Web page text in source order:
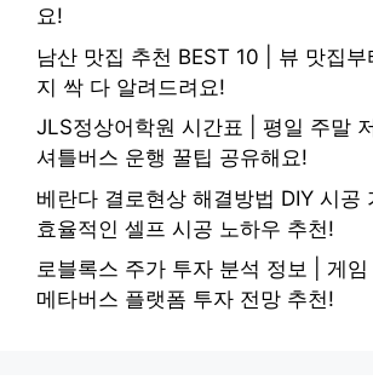
요!
남산 맛집 추천 BEST 10 | 뷰 맛집
지 싹 다 알려드려요!
JLS정상어학원 시간표 | 평일 주말
셔틀버스 운행 꿀팁 공유해요!
베란다 결로현상 해결방법 DIY 시공
효율적인 셀프 시공 노하우 추천!
로블록스 주가 투자 분석 정보 | 게
메타버스 플랫폼 투자 전망 추천!